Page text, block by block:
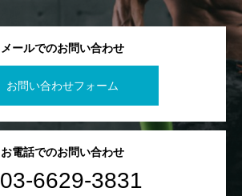
メールでのお問い合わせ
お問い合わせフォーム
お電話でのお問い合わせ
03-6629-3831